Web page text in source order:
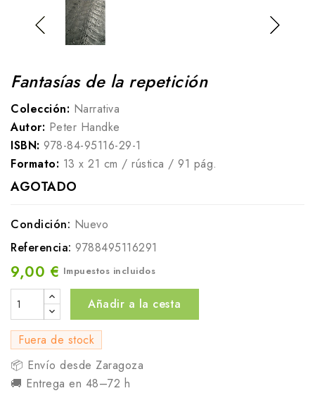
Fantasías de la repetición
Colección: Narrativa
Autor: Peter Handke
ISBN: 978-84-95116-29-1
Formato: 13 x 21 cm / rústica / 91 pág.
AGOTADO
Condición: Nuevo
Referencia: 9788495116291
9,00 € Impuestos incluidos
Añadir a la cesta
Fuera de stock
📦 Envío desde Zaragoza
🚚 Entrega en 48–72 h